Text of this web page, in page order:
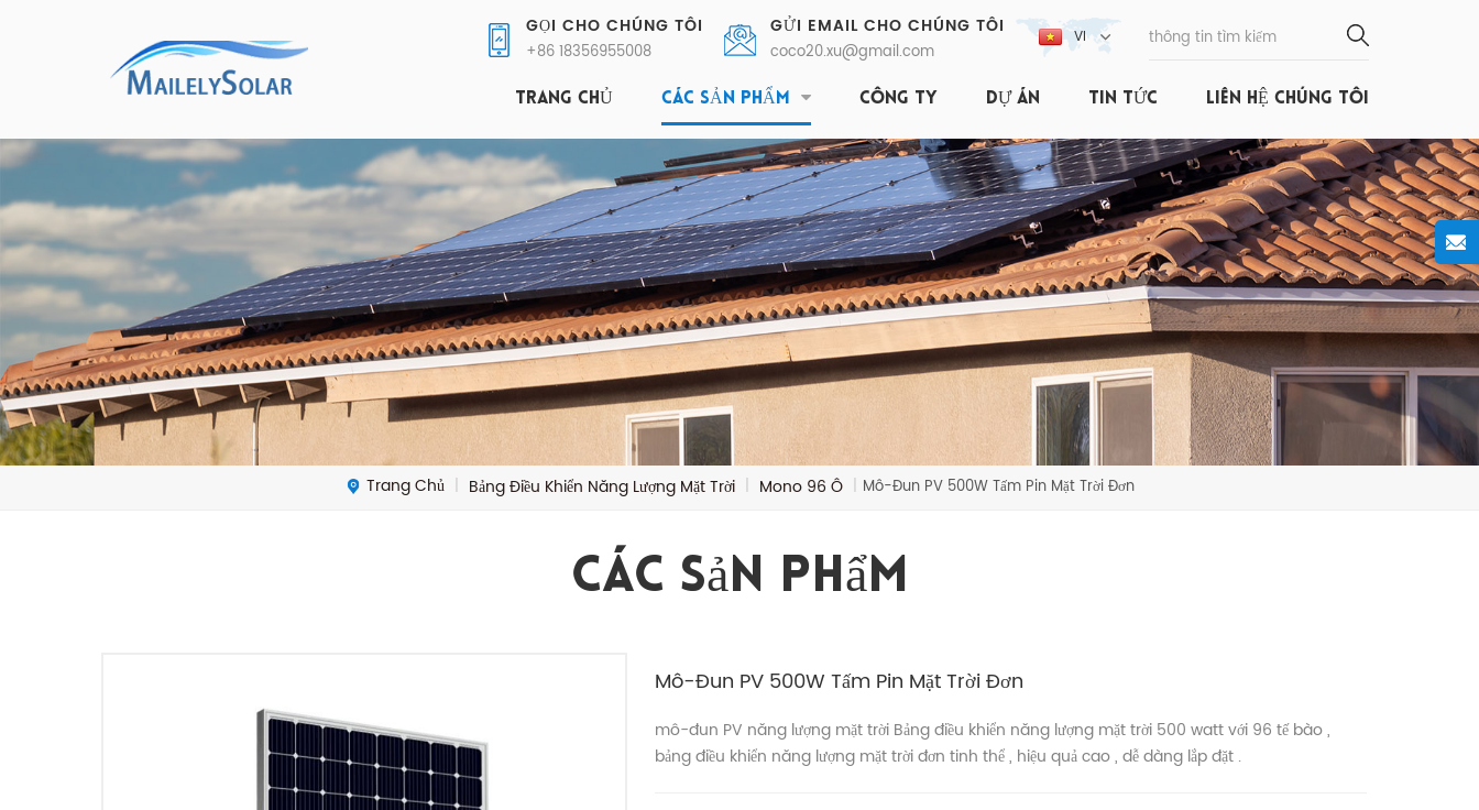
VI
GỌI CHO CHÚNG TÔI
+86 18356955008
GỬI EMAIL CHO CHÚNG TÔI
coco20.xu@gmail.com
TRANG CHỦ CÁC SẢN PHẨM CÔNG TY DỰ ÁN TIN TỨC LIÊN HỆ CHÚNG TÔI
Trang Chủ | Bảng Điều Khiển Năng Lượng Mặt Trời | Mono 96 Ô | Mô-Đun PV 500W Tấm Pin Mặt Trời Đơn
Các Sản Phẩm
Mô-Đun PV 500W Tấm Pin Mặt Trời Đơn
mô-đun PV năng lượng mặt trời Bảng điều khiển năng lượng mặt trời 500 watt với 96 tế bào ,
bảng điều khiển năng lượng mặt trời đơn tinh thể , hiệu quả cao , dễ dàng lắp đặt .